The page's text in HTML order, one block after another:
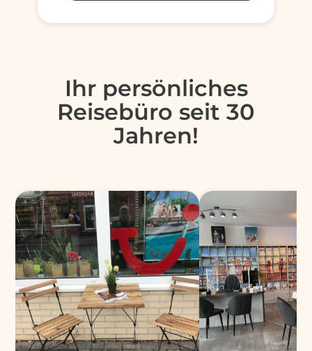
Ihr persönliches
Reisebüro seit 30
Jahren!